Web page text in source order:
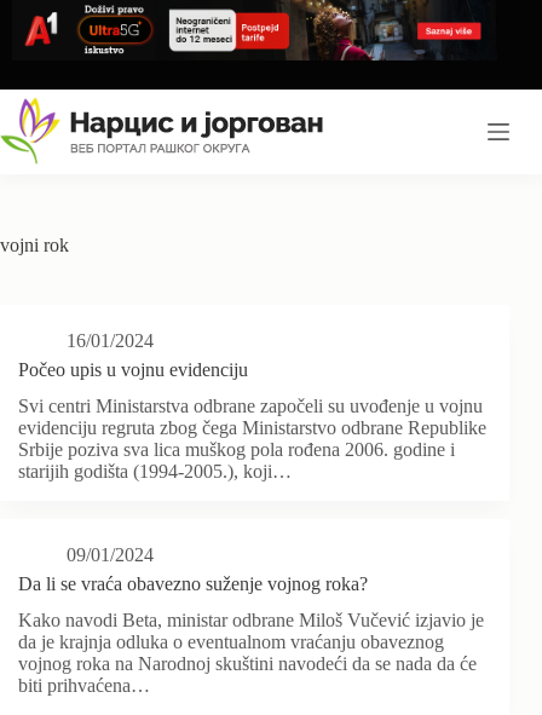
content
vojni rok
16/01/2024
Počeo upis u vojnu evidenciju
Svi centri Ministarstva odbrane započeli su uvođenje u vojnu
evidenciju regruta zbog čega Ministarstvo odbrane Republike
Srbije poziva sva lica muškog pola rođena 2006. godine i
starijih godišta (1994-2005.), koji…
09/01/2024
Da li se vraća obavezno suženje vojnog roka?
Kako navodi Beta, ministar odbrane Miloš Vučević izjavio je
da je krajnja odluka o eventualnom vraćanju obaveznog
vojnog roka na Narodnoj skuštini navodeći da se nada da će
biti prihvaćena…